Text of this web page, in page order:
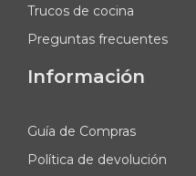
Trucos de cocina
Preguntas frecuentes
Información
Guía de Compras
Política de devolución